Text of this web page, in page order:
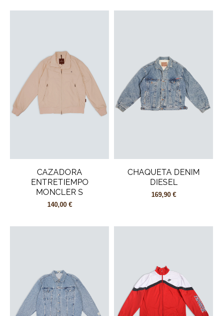
CAZADORA
ENTRETIEMPO
MONCLER S
140,00 €
CHAQUETA DENIM
DIESEL
169,90 €